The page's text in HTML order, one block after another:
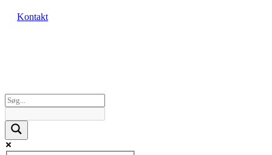
Kontakt